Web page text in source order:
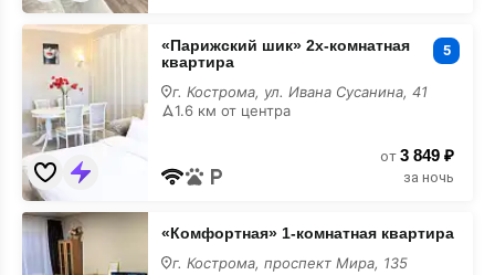
«Парижский
шик»
комнатная
квартира
«Парижский шик» 2х-комнатная
квартира
5
г. Кострома, ул. Ивана Сусанина, 41
1.6 км от центра
от 3 849 ₽
за ночь
«Комфортная»
1-
комнатная
«Комфортная» 1-комнатная квартира
г. Кострома, проспект Мира, 135